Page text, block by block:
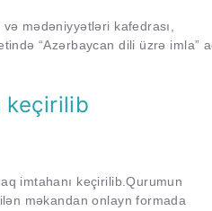
mədəniyyətləri kafedrası,
“Azərbaycan dili üzrə imla”
keçirilib
imtahanı keçirilib.Qurumun
məkandan onlayn formada